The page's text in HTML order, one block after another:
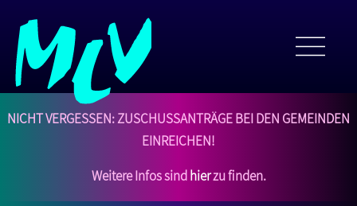
NICHT VERGESSEN: Zuschussanträge bei den Gemeinden
einreichen!
Weitere Infos sindhierzu finden.